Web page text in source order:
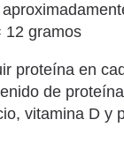
12 gramos
proteína en
de
vitamina D y